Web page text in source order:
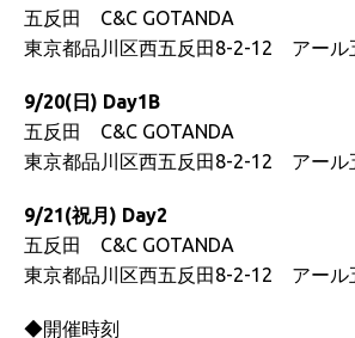
五反田 C&C GOTANDA
東京都品川区西五反田8-2-12 アール
9/20(日) Day1B
五反田 C&C GOTANDA
東京都品川区西五反田8-2-12 アール
9/21(祝月) Day2
五反田 C&C GOTANDA
東京都品川区西五反田8-2-12 アール
◆開催時刻